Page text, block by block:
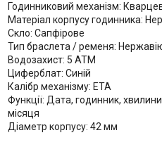
Годинниковий механізм:
Матеріал корпусу годинника:
Скло: Сапфірове
Тип браслета / ременя:
Водозахист: 5 ATM
Циферблат: Синій
Калібр механізму: ETA
Функції: Дата, годинник,
місяця
Діаметр корпусу: 42 мм